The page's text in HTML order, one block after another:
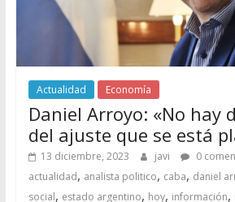
Actualidad Economía
Daniel Arroyo: «No hay
del ajuste que se está
13 diciembre, 2023 javi
0
actualidad, analista politico, caba, daniel
social, estado argentino, hoy, información,